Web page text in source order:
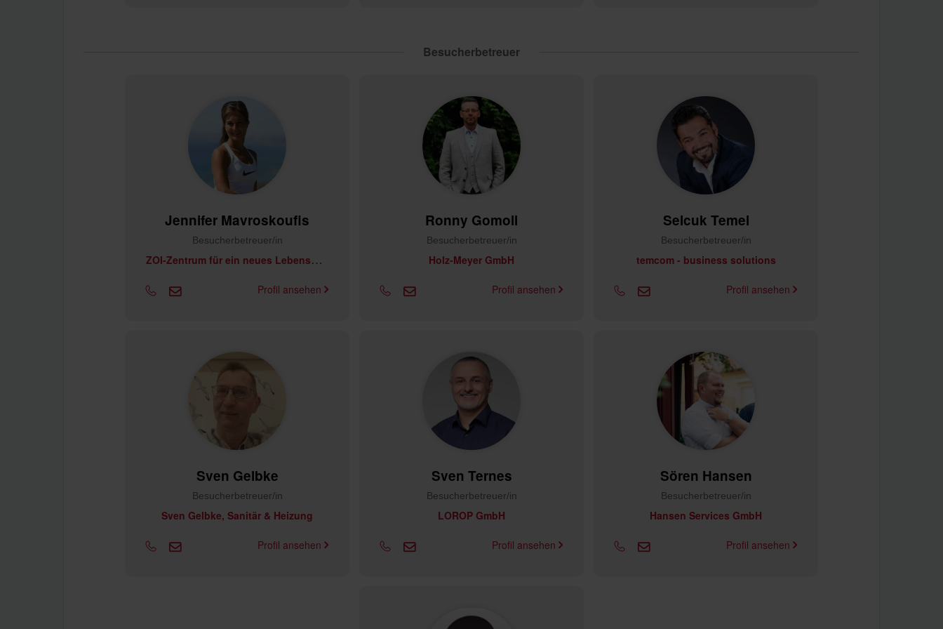
Besucherbetreuer
Jennifer Mavroskoufis
Besucherbetreuer/in
Z
OI-Zentrum für ein neues Lebensgefühl
Profil ansehen
Ronny Gomoll
Besucherbetreuer/in
Holz-Meyer GmbH
Profil ansehen
Selcuk Temel
Besucherbetreuer/in
temcom - business solutions
Profil ansehen
Sven Gelbke
Besucherbetreuer/in
Sven Gelbke, Sanitär & Heizung
Profil ansehen
Sven Ternes
Besucherbetreuer/in
LOROP GmbH
Profil ansehen
Sören Hansen
Besucherbetreuer/in
Hansen Services GmbH
Profil ansehen